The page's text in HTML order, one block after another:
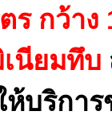
ร กว้าง
นียมทึบ
บริการ